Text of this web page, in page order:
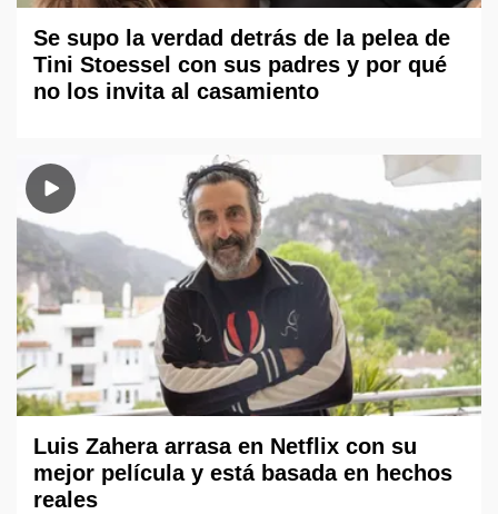
Se supo la verdad detrás de la pelea de
Tini Stoessel con sus padres y por qué
no los invita al casamiento
Luis Zahera arrasa en Netflix con su
mejor película y está basada en hechos
reales